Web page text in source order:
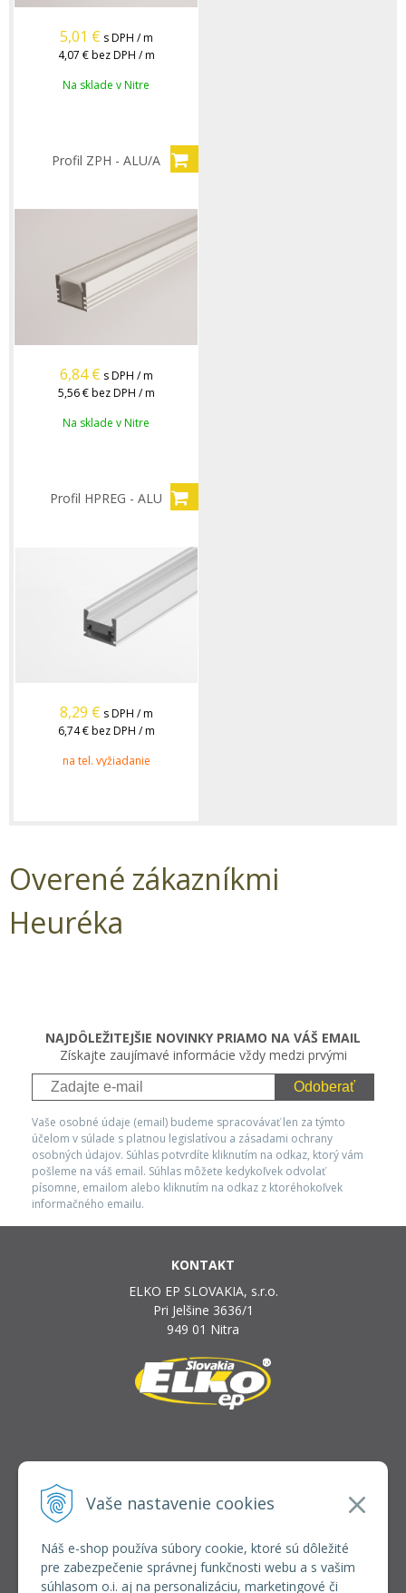
Vaše nastavenie cookies
Náš e-shop používa súbory cookie, ktoré sú dôležité
pre zabezpečenie správnej funkčnosti webu a s vašim
súhlasom o.i. aj na personalizáciu, marketingové či
5,01 € s DPH / m
4,07 € bez DPH / m
Na sklade v Nitre
Profil ZPH - ALU/A
6,84 € s DPH / m
5,56 € bez DPH / m
Na sklade v Nitre
Profil HPREG - ALU
8,29 € s DPH / m
6,74 € bez DPH / m
na tel. vyžiadanie
Overené zákazníkmi
Heuréka
NAJDÔLEŽITEJŠIE NOVINKY PRIAMO NA VÁŠ EMAIL
Získajte zaujímavé informácie vždy medzi prvými
Odoberať
Vaše osobné údaje (email) budeme spracovávať len za týmto
účelom v súlade s platnou legislatívou a zásadami ochrany
osobných údajov. Súhlas potvrdíte kliknutím na odkaz, ktorý vám
pošleme na váš email. Súhlas môžete kedykoľvek odvolať
písomne, emailom alebo kliknutím na odkaz z ktoréhokoľvek
informačného emailu.
KONTAKT
ELKO EP SLOVAKIA, s.r.o.
Pri Jelšine 3636/1
949 01 Nitra
INFOLINKA
+421 37 6586 731
VŠETKO O NÁKUPE